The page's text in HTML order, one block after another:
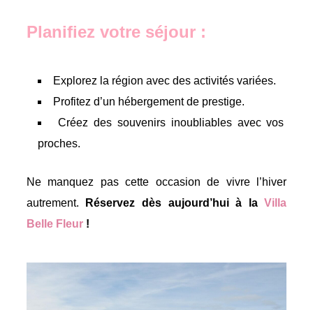
Planifiez votre séjour :
Explorez la région avec des activités variées.
Profitez d’un hébergement de prestige.
Créez des souvenirs inoubliables avec vos
proches.
Ne manquez pas cette occasion de vivre l’hiver
autrement.
Réservez dès aujourd’hui à laVilla
Belle Fleur!